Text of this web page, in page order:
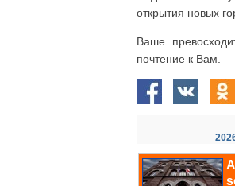
открытия новых
Ваше
почтение к Вам.